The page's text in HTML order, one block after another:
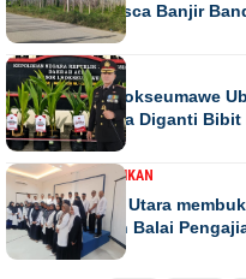
Terpuruk Pasca Banjir
DAERAHNEWS
Kapolres Lhokseumawe
Papan Bunga Diganti Bibit
DAERAHPENDIDIKAN
Bupati Aceh Utara
pengawasan Balai